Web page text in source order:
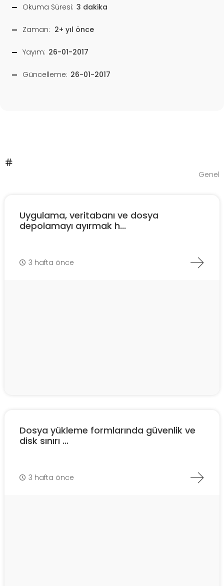
Okuma Süresi: 3 dakika
Zaman: 2+ yıl önce
Yayım: 26-01-2017
Güncelleme: 26-01-2017
Genel
Uygulama, veritabanı ve dosya
depolamayı ayırmak h...
3 hafta önce
Dosya yükleme formlarında güvenlik ve
disk sınırı ...
3 hafta önce